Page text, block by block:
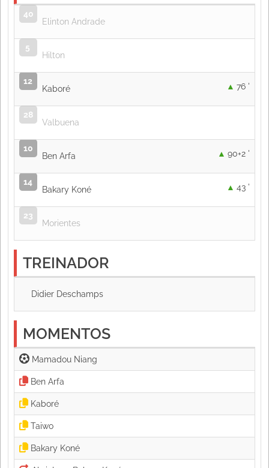
40
Elinton Andrade
5
Hilton
12
Kaboré
76 '
28
Valbuena
10
Ben Arfa
90+2 '
14
Bakary Koné
43 '
23
Morientes
TREINADOR
Didier Deschamps
MOMENTOS